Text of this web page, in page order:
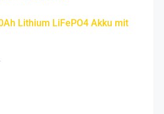
Lithium LiFePO4 Akku mit